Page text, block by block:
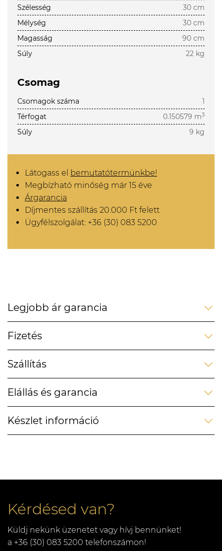
Szélesség
30 cm
Mélység
30 cm
Magasság
90 cm
Súly
22 kg
Csomag
Csomagok száma
1
Térfogat
0.150579 m3
Súly 9 kg
Látogass el bemutatótermünkbe!
Megbízható minőség már 15 éve
Árgarancia
Díjmentes szállítás 20.000 Ft felett
Ügyfélszolgálat: +36 (30) 083 5200
Legjobb ár garancia
Fizetés
Szállítás
Elállás és garancia
Készlet információ
Kérdésed van?
Küldj nekünk üzenetet vagy hívj bennünket!
a +36 (30) 083 5200 telefonszámon!